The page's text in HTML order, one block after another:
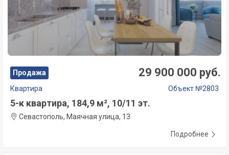
Продажа 29 900 000 руб.
Квартира Объект №2803
5-к квартира, 184,9 м², 10/11 эт.
Севастополь, Маячная улица, 13
Подробнее